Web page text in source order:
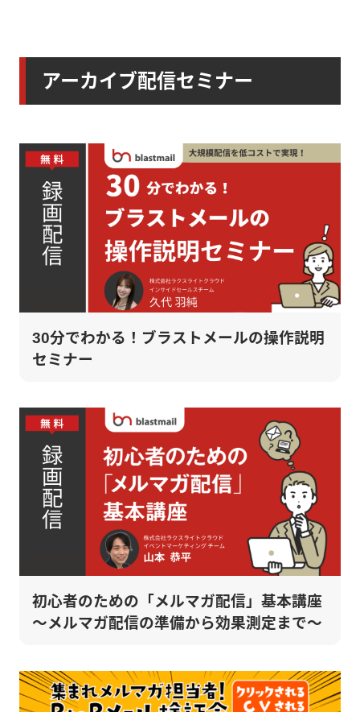
アーカイブ配信セミナー
30分でわかる！ブラストメールの操作説明
セミナー
初心者のための「メルマガ配信」基本講座
～メルマガ配信の準備から効果測定まで～